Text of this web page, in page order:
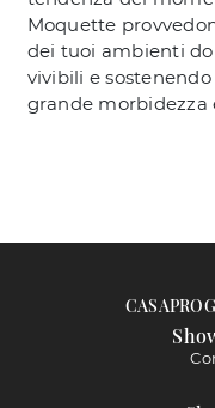
Moquette
dei tuoi ambienti
vivibili e
grande morbidezza